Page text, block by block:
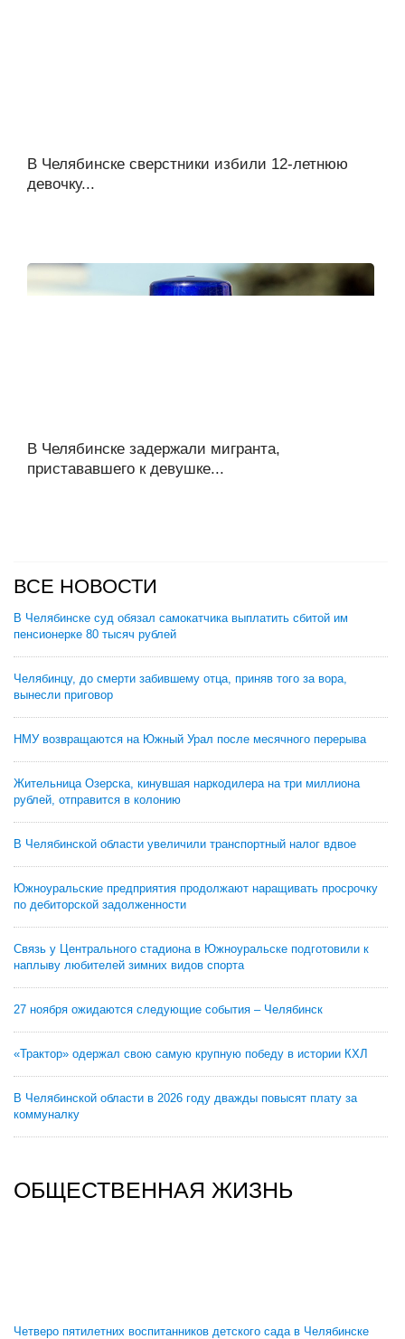
В Челябинске сверстники избили 12-летнюю
девочку...
В Челябинске задержали мигранта,
пристававшего к девушке...
ВСЕ НОВОСТИ
В Челябинске суд обязал самокатчика выплатить сбитой им
пенсионерке 80 тысяч рублей
Челябинцу, до смерти забившему отца, приняв того за вора,
вынесли приговор
НМУ возвращаются на Южный Урал после месячного перерыва
Жительница Озерска, кинувшая наркодилера на три миллиона
рублей, отправится в колонию
В Челябинской области увеличили транспортный налог вдвое
Южноуральские предприятия продолжают наращивать просрочку
по дебиторской задолженности
Связь у Центрального стадиона в Южноуральске подготовили к
наплыву любителей зимних видов спорта
27 ноября ожидаются следующие события – Челябинск
«Трактор» одержал свою самую крупную победу в истории КХЛ
В Челябинской области в 2026 году дважды повысят плату за
коммуналку
ОБЩЕСТВЕННАЯ ЖИЗНЬ
Четверо пятилетних воспитанников детского сада в Челябинске